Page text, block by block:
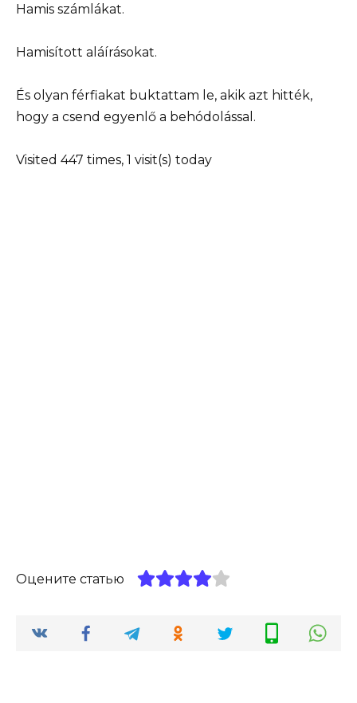
Hamis számlákat.
Hamisított aláírásokat.
És olyan férfiakat buktattam le, akik azt hitték,
hogy a csend egyenlő a behódolással.
Visited 447 times, 1 visit(s) today
Оцените статью